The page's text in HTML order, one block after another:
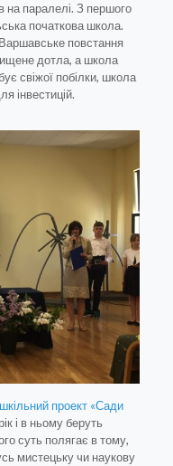
на паралелі. З першого
початкова школа.
повстання
дотла, а школа
свіжої побілки, школа
інвестицій.
проект «Сади
і в ньому беруть
суть полягає в тому,
мистецьку чи наукову